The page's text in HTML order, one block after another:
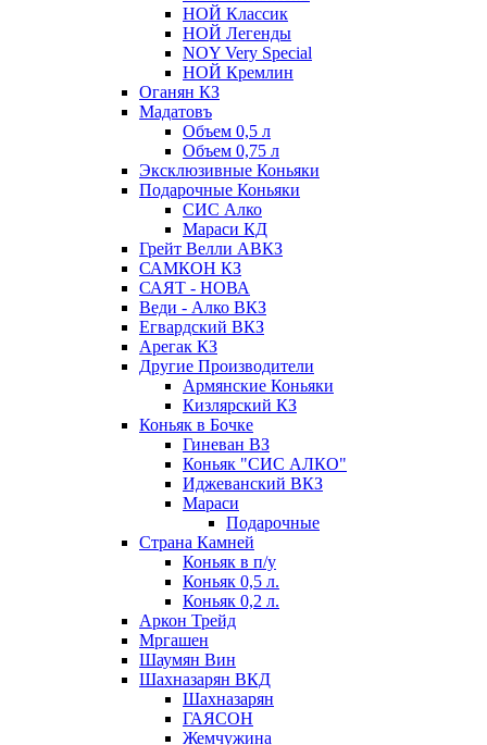
НОЙ Классик
НОЙ Легенды
NOY Very Speсial
НОЙ Кремлин
Оганян КЗ
Мадатовъ
Объем 0,5 л
Объем 0,75 л
Эксклюзивные Коньяки
Подарочные Коньяки
СИС Алко
Мараси КД
Грейт Велли АВКЗ
САМКОН КЗ
САЯТ - НОВА
Веди - Алко ВКЗ
Егвардский ВКЗ
Арегак КЗ
Другие Производители
Армянские Коньяки
Кизлярский КЗ
Коньяк в Бочке
Гиневан ВЗ
Коньяк "СИС АЛКО"
Иджеванский ВКЗ
Мараси
Подарочные
Страна Камней
Коньяк в п/у
Коньяк 0,5 л.
Коньяк 0,2 л.
Аркон Трейд
Мргашен
Шаумян Вин
Шахназарян ВКД
Шахназарян
ГАЯСОН
Жемчужина